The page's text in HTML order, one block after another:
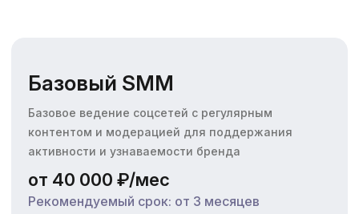
Базовый SMM
Базовое ведение соцсетей с регулярным
контентом и модерацией для поддержания
активности и узнаваемости бренда
от 40 000 ₽/мес
Рекомендуемый срок: от 3 месяцев